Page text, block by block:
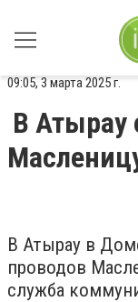
09:05, 3 марта 2025 г.
В Атырау
В Атырау в
проводов
служба